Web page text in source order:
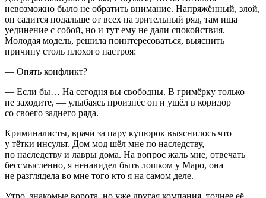
невозможно было не обратить внимание. Напряжённый, злой,
он садится подальше от всех на зрительный ряд, там ища
уединение с собой, но и тут ему не дали спокойствия.
Молодая модель, решила поинтересоваться, выяснить
причину столь плохого настроя:
— Опять конфликт?
— Если бы… На сегодня вы свободны. В гримёрку только
не заходите, — улыбаясь произнёс он и ушёл в коридор
со своего заднего ряда.
Криминалисты, врачи за пару купюрок выяснилось что
у тётки инсульт. Дом мод шёл мне по наследству,
по наследству и лавры дома. На вопрос жаль мне, отвечать
бессмысленно, я ненавидел быть лошком у Маро, она
не разглядела во мне того кто я на самом деле.
Утро, знакомые ворота, но уже другая компания, точнее её